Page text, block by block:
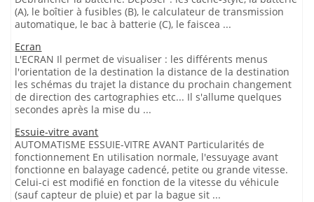
(A), le boîtier à fusibles (B), le calculateur de transmission
automatique, le bac à batterie (C), le faiscea ...
Ecran
L'ECRAN Il permet de visualiser : les différents menus
l'orientation de la destination la distance de la destination
les schémas du trajet la distance du prochain changement
de direction des cartographies etc... Il s'allume quelques
secondes après la mise du ...
Essuie-vitre avant
AUTOMATISME ESSUIE-VITRE AVANT Particularités de
fonctionnement En utilisation normale, l'essuyage avant
fonctionne en balayage cadencé, petite ou grande vitesse.
Celui-ci est modifié en fonction de la vitesse du véhicule
(sauf capteur de pluie) et par la bague sit ...